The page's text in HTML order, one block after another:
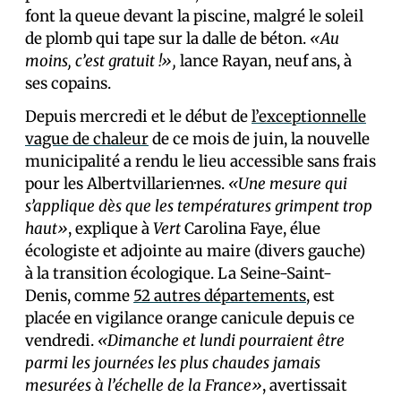
font la queue devant la piscine, malgré le soleil
de plomb qui tape sur la dalle de béton. «Au
moins, c’est gratuit !», lance Rayan, neuf ans, à
ses copains.
Depuis mercredi et le début del’exceptionnelle
vague de chaleurde ce mois de juin, la nouvelle
municipalité a rendu le lieu accessible sans frais
pour les Albertvillarien·nes. «Une mesure qui
s’applique dès que les températures grimpent trop
haut», explique àVertCarolina Faye, élue
écologiste et adjointe au maire (divers gauche)
à la transition écologique. La Seine-Saint-
Denis, comme 52 autres départements, est
placée en vigilance orange canicule depuis ce
vendredi. «Dimanche et lundi pourraient être
parmi les journées les plus chaudes jamais
mesurées à l’échelle de la France», avertissait